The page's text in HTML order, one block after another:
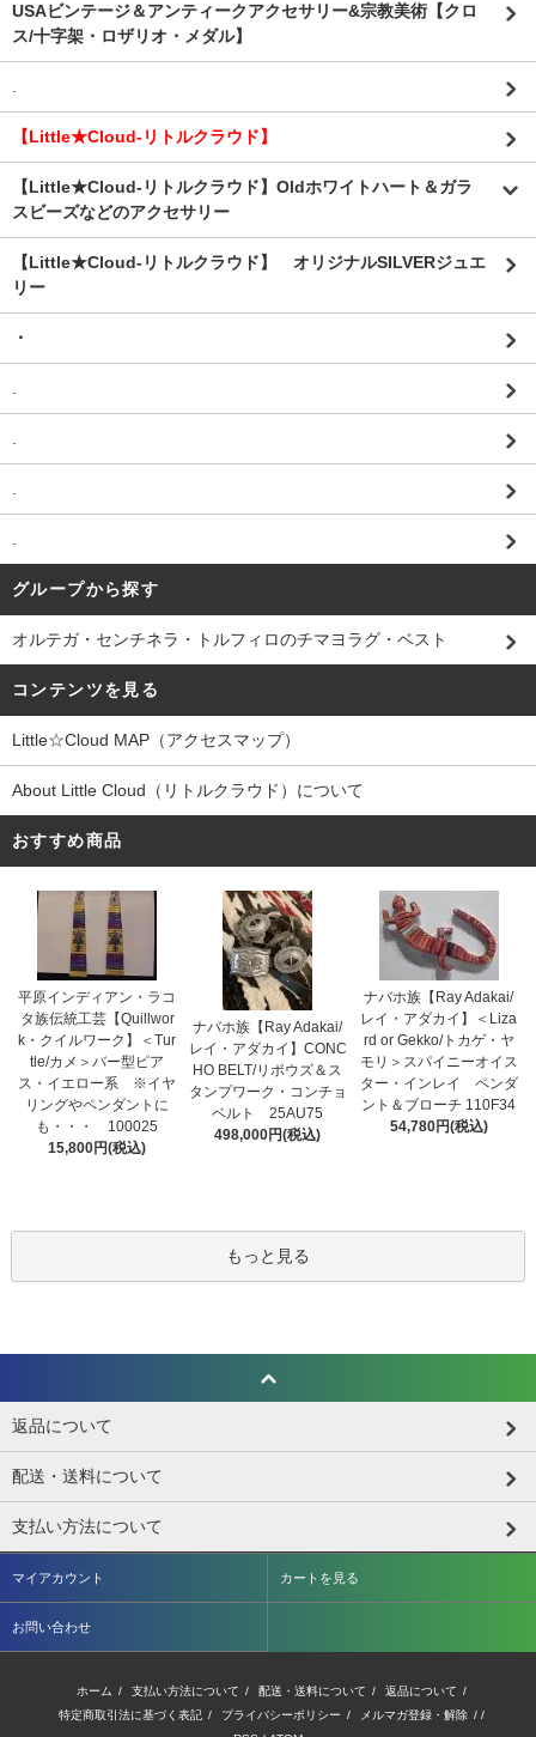
USAビンテージ＆アンティークアクセサリー&宗教美術【クロ
ス/十字架・ロザリオ・メダル】
.
【Little★Cloud-リトルクラウド】
【Little★Cloud-リトルクラウド】Oldホワイトハート＆ガラ
スビーズなどのアクセサリー
【Little★Cloud-リトルクラウド】 オリジナルSILVERジュエ
リー
・
.
.
.
.
グループから探す
オルテガ・センチネラ・トルフィロのチマヨラグ・ベスト
コンテンツを見る
Little☆Cloud MAP（アクセスマップ）
About Little Cloud（リトルクラウド）について
おすすめ商品
平原インディアン・ラコ
タ族伝統工芸【Quillwor
k・クイルワーク】＜Tur
tle/カメ＞バー型ピア
ス・イエロー系 ※イヤ
リングやペンダントに
も・・・ 100025
15,800円(税込)
ナバホ族【Ray Adakai/
レイ・アダカイ】CONC
HO BELT/リポウズ＆ス
タンプワーク・コンチョ
ベルト 25AU75
498,000円(税込)
ナバホ族【Ray Adakai/
レイ・アダカイ】＜Liza
rd or Gekko/トカゲ・ヤ
モリ＞スパイニーオイス
ター・インレイ ペンダ
ント＆ブローチ 110F34
54,780円(税込)
もっと見る
返品について
配送・送料について
支払い方法について
マイアカウント カートを見る
お問い合わせ
ホーム / 支払い方法について / 配送・送料について / 返品について /
特定商取引法に基づく表記 / プライバシーポリシー / メルマガ登録・解除 / /